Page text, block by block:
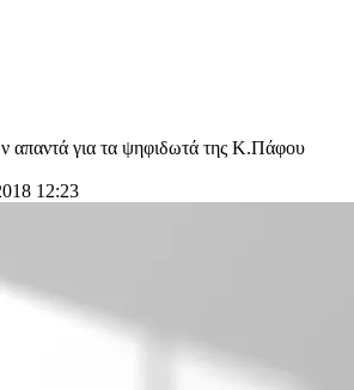
απαντά για τα ψηφιδωτά της Κ.Πάφου
12:23